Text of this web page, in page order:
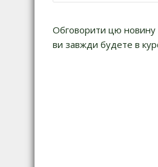
Обговорити цю новину
ви завжди будете в